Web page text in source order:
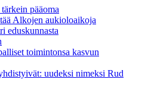
pääoma
Alkojen aukioloaikoja
eduskunnasta
toimintonsa kasvun
uudeksi nimeksi Rud